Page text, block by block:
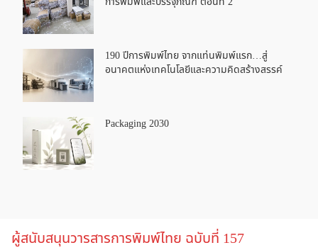
190 ปีการพิมพ์ไทย จากแท่นพิมพ์แรก…สู่
อนาคตแห่งเทคโนโลยีและความคิดสร้างสรรค์
Packaging 2030
ผู้สนับสนุนวารสารการพิมพ์ไทย ฉบับที่ 157